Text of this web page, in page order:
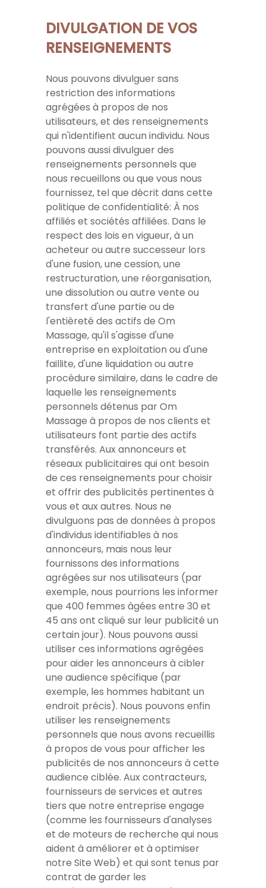
DIVULGATION DE VOS
RENSEIGNEMENTS
Nous pouvons divulguer sans
restriction des informations
agrégées à propos de nos
utilisateurs, et des renseignements
qui n'identifient aucun individu. Nous
pouvons aussi divulguer des
renseignements personnels que
nous recueillons ou que vous nous
fournissez, tel que décrit dans cette
politique de confidentialité: À nos
affiliés et sociétés affiliées. Dans le
respect des lois en vigueur, à un
acheteur ou autre successeur lors
d'une fusion, une cession, une
restructuration, une réorganisation,
une dissolution ou autre vente ou
transfert d'une partie ou de
l'entièreté des actifs de Om
Massage, qu'il s'agisse d'une
entreprise en exploitation ou d'une
faillite, d'une liquidation ou autre
procédure similaire, dans le cadre de
laquelle les renseignements
personnels détenus par Om
Massage à propos de nos clients et
utilisateurs font partie des actifs
transférés. Aux annonceurs et
réseaux publicitaires qui ont besoin
de ces renseignements pour choisir
et offrir des publicités pertinentes à
vous et aux autres. Nous ne
divulguons pas de données à propos
d'individus identifiables à nos
annonceurs, mais nous leur
fournissons des informations
agrégées sur nos utilisateurs (par
exemple, nous pourrions les informer
que 400 femmes âgées entre 30 et
45 ans ont cliqué sur leur publicité un
certain jour). Nous pouvons aussi
utiliser ces informations agrégées
pour aider les annonceurs à cibler
une audience spécifique (par
exemple, les hommes habitant un
endroit précis). Nous pouvons enfin
utiliser les renseignements
personnels que nous avons recueillis
à propos de vous pour afficher les
publicités de nos annonceurs à cette
audience ciblée. Aux contracteurs,
fournisseurs de services et autres
tiers que notre entreprise engage
(comme les fournisseurs d'analyses
et de moteurs de recherche qui nous
aident à améliorer et à optimiser
notre Site Web) et qui sont tenus par
contrat de garder les